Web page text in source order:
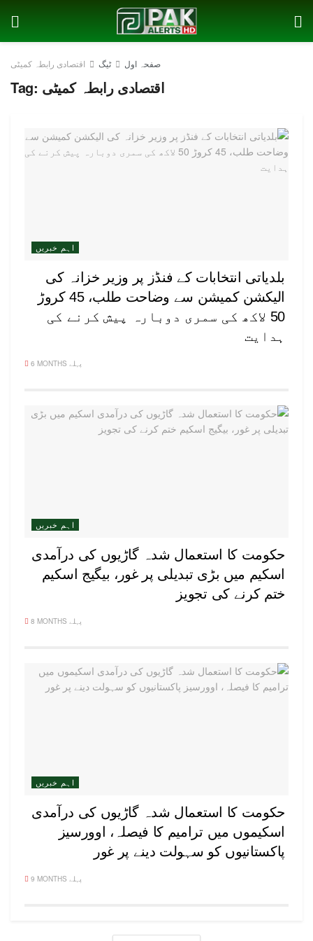
صفحہ اول ٹیگ اقتصادی رابطہ کمیٹی
Tag: اقتصادی رابطہ کمیٹی
اہم خبریں
بلدیاتی انتخابات کے فنڈز پر وزیر خزانہ کی
الیکشن کمیشن سے وضاحت طلب، 45 کروڑ
50 لاکھ کی سمری دوبارہ پیش کرنے کی
ہدایت
6 MONTHS پہلے
اہم خبریں
حکومت کا استعمال شدہ گاڑیوں کی درآمدی
اسکیم میں بڑی تبدیلی پر غور، بیگیج اسکیم
ختم کرنے کی تجویز
8 MONTHS پہلے
اہم خبریں
حکومت کا استعمال شدہ گاڑیوں کی درآمدی
اسکیموں میں ترامیم کا فیصلہ، اوورسیز
پاکستانیوں کو سہولت دینے پر غور
9 MONTHS پہلے